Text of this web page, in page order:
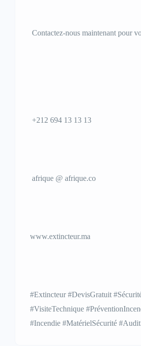
Contactez-nous maintenant pour
+212 694 13 13 13
afrique @ afrique.co
www.extincteur.ma
#Extincteur #DevisGratuit
#VisiteTechnique
#Incendie #MatérielSécurité